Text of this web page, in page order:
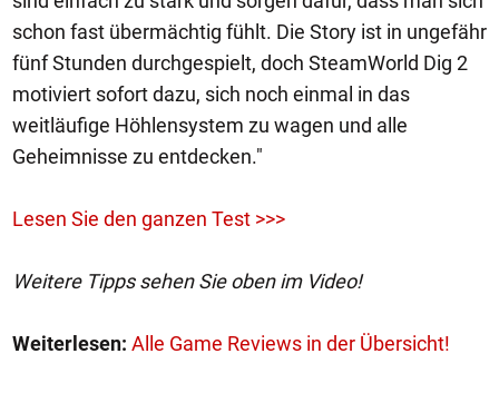
schon fast übermächtig fühlt. Die Story ist in ungefähr
fünf Stunden durchgespielt, doch SteamWorld Dig 2
motiviert sofort dazu, sich noch einmal in das
weitläufige Höhlensystem zu wagen und alle
Geheimnisse zu entdecken."
Lesen Sie den ganzen Test >>>
Weitere Tipps sehen Sie oben im Video!
Weiterlesen: Alle Game Reviews in der Übersicht!